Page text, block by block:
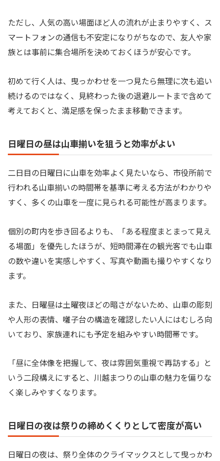
ただし、人気の高い場面ほど人の流れが止まりやすく、ス
マートフォンの通信も不安定になりがちなので、友人や家
族とは事前に集合場所を決めておくほうが安心です。
初めて行く人は、曳っかわせを一つ見たら無理に次も追い
続けるのではなく、見終わった後の退避ルートまで含めて
考えておくと、満足感を保ったまま移動できます。
日曜日の昼は山車揃いを狙うと効率がよい
二日目の日曜日に山車を効率よく見たいなら、市役所前で
行われる山車揃いの時間帯を基準に考える方法がわかりや
すく、多くの山車を一度に見られる可能性が高まります。
個別の町内を歩き回るよりも、「ある程度まとまって見え
る場面」を優先したほうが、短時間滞在の観光客でも山車
の数や違いを実感しやすく、写真や動画も撮りやすくなり
ます。
また、日曜昼は土曜夜ほどの暗さがないため、山車の彫刻
や人形の表情、囃子台の構造を確認したい人にはむしろ向
いており、家族連れにも予定を組みやすい時間帯です。
「昼に全体像を把握して、夜は雰囲気重視で再訪する」と
いう二段構えにすると、川越まつりの山車の魅力を偏りな
く楽しみやすくなります。
日曜日の夜は祭りの締めくくりとして密度が高い
日曜日の夜は、祭り全体のクライマックスとして曳っかわ